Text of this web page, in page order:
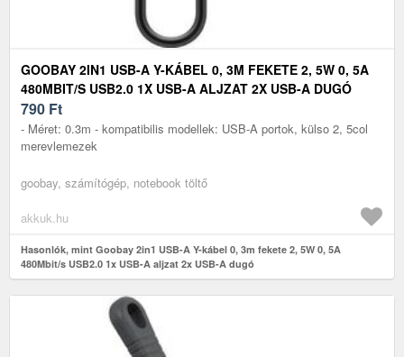
GOOBAY 2IN1 USB-A Y-KÁBEL 0, 3M FEKETE 2, 5W 0, 5A
480MBIT/S USB2.0 1X USB-A ALJZAT 2X USB-A DUGÓ
790 Ft
- Méret: 0.3m - kompatibilis modellek: USB-A portok, külso 2, 5col
merevlemezek
goobay, számítógép, notebook töltő
akkuk.hu
Hasonlók, mint Goobay 2in1 USB-A Y-kábel 0, 3m fekete 2, 5W 0, 5A
480Mbit/s USB2.0 1x USB-A aljzat 2x USB-A dugó